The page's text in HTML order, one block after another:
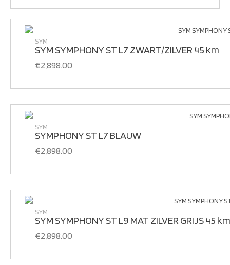
SYM
SYM SYMPHONY ST L7 ZWART/ZILVER 45 km
€2,898.00
SYM
SYMPHONY ST L7 BLAUW
€2,898.00
SYM
SYM SYMPHONY ST L9 MAT ZILVER GRIJS 45 km
€2,898.00